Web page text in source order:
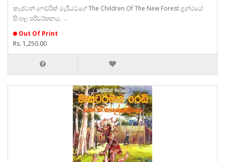
කැප්ටන් ෆෙඩ්රික් මැරියට්ගේ The Children Of The New Forest ග්‍රන්ථයේ
සිංහල පරිවර්තනය. ..
Out Of Print
Rs. 1,250.00